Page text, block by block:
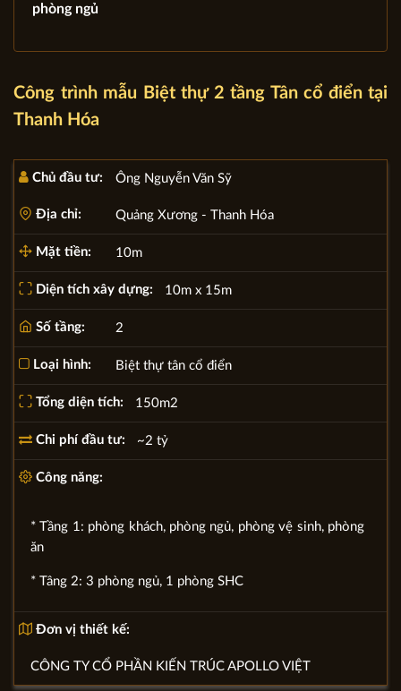
phòng ngủ
Công trình mẫu Biệt thự 2 tầng Tân cổ điển tại
Thanh Hóa
Chủ đầu tư: Ông Nguyễn Văn Sỹ
Địa chỉ: Quảng Xương - Thanh Hóa
Mặt tiền: 10m
Diện tích xây dựng: 10m x 15m
Số tầng: 2
Loại hình: Biệt thự tân cổ điển
Tổng diện tích: 150m2
Chi phí đầu tư: ~2 tỷ
Công năng:
* Tầng 1: phòng khách, phòng ngủ, phòng vệ sinh, phòng
ăn
* Tâng 2: 3 phòng ngủ, 1 phòng SHC
Đơn vị thiết kế:
CÔNG TY CỔ PHẦN KIẾN TRÚC APOLLO VIỆT